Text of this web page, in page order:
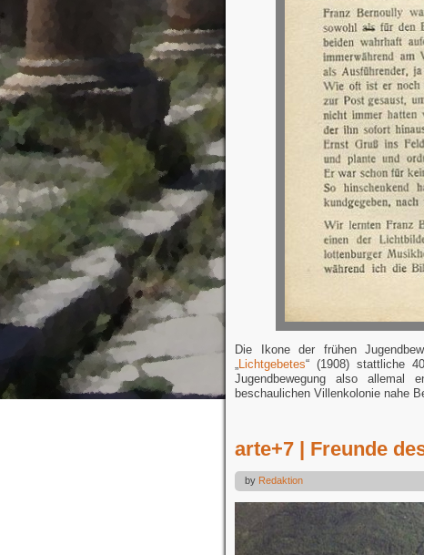
Die Ikone der frühen
Lichtgebetes“ (1908) stattliche
Jugendbewegung also allemal
beschaulichen Villenkolonie nahe
arte+7 | Freunde
by Redaktion